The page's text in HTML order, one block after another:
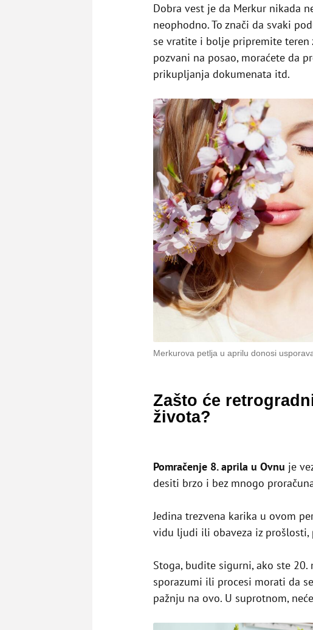
Dobra vest je da Merkur nikada
neophodno. To znači da svaki
se vratite i bolje pripremite teren
pozvani na posao, moraćete da
prikupljanja dokumenata itd.
Merkurova petlja u aprilu donosi
Zašto će
života?
Pomračenje 8. aprila u Ovnu je
desiti brzo i bez mnogo
Jedina trezvena karika u ovom
vidu ljudi ili obaveza iz prošlosti,
Stoga, budite sigurni, ako ste
sporazumi ili procesi morati da
pažnju na ovo. U suprotnom,